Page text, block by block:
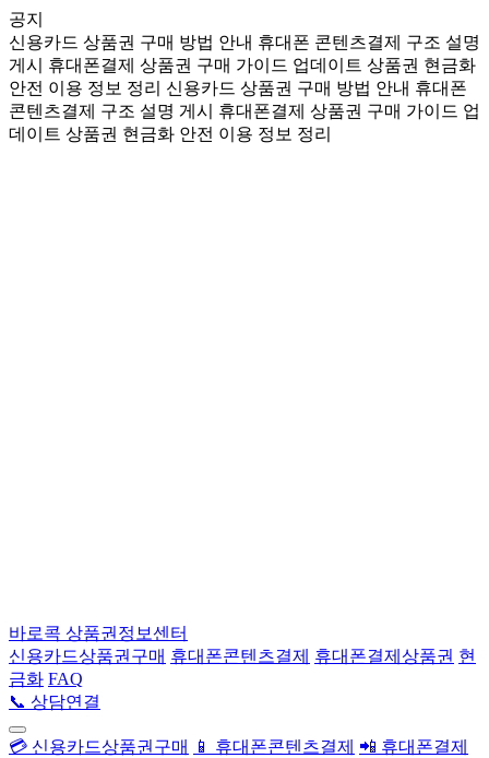
공지
신용카드 상품권 구매 방법 안내 휴대폰 콘텐츠결제 구조 설명
게시
휴대폰결제 상품권 구매 가이드 업데이트 상품권 현금화
안전 이용 정보 정리 신용카드 상품권 구매 방법 안내 휴대폰
콘텐츠결제 구조 설명 게시
휴대폰결제 상품권 구매 가이드 업
데이트 상품권 현금화 안전 이용 정보 정리
바로콕 상품권정보센터
신용카드상품권구매 휴대폰콘텐츠결제 휴대폰결제상품권 현
금화 FAQ
📞 상담연결
💳 신용카드상품권구매 📱 휴대폰콘텐츠결제 📲 휴대폰결제